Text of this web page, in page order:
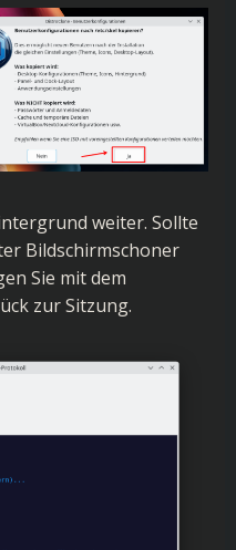
weiter. Sollte
Bildschirmschoner
Sie mit dem
zur Sitzung.